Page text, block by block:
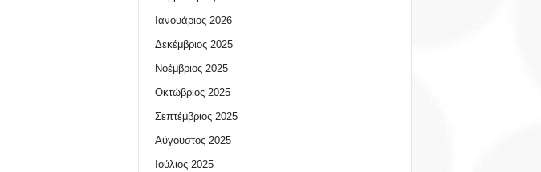
Ιανουάριος 2026
Δεκέμβριος 2025
Νοέμβριος 2025
Οκτώβριος 2025
Σεπτέμβριος 2025
Αύγουστος 2025
Ιούλιος 2025